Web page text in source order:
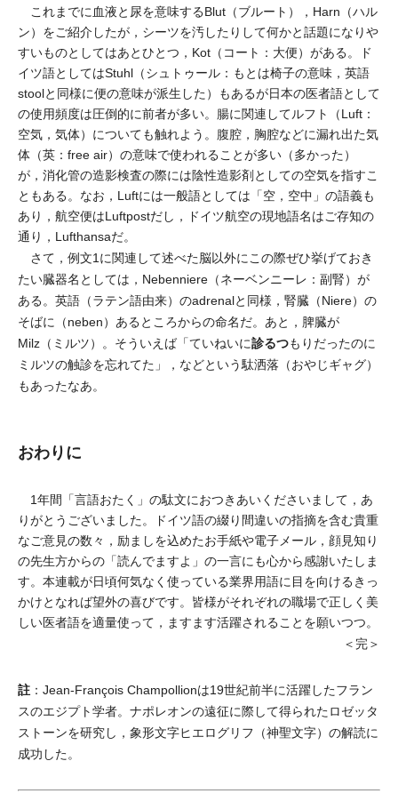
これまでに血液と尿を意味するBlut（ブルート），Harn（ハル
ン）をご紹介したが，シーツを汚したりして何かと話題になりや
すいものとしてはあとひとつ，Kot（コート：大便）がある。ド
イツ語としてはStuhl（シュトゥール：もとは椅子の意味，英語
stoolと同様に便の意味が派生した）もあるが日本の医者語として
の使用頻度は圧倒的に前者が多い。腸に関連してルフト（Luft：
空気，気体）についても触れよう。腹腔，胸腔などに漏れ出た気
体（英：free air）の意味で使われることが多い（多かった）
が，消化管の造影検査の際には陰性造影剤としての空気を指すこ
ともある。なお，Luftには一般語としては「空，空中」の語義も
あり，航空便はLuftpostだし，ドイツ航空の現地語名はご存知の
通り，Lufthansaだ。
さて，例文1に関連して述べた脳以外にこの際ぜひ挙げておき
たい臓器名としては，Nebenniere（ネーベンニーレ：副腎）が
ある。英語（ラテン語由来）のadrenalと同様，腎臓（Niere）の
そばに（neben）あるところからの命名だ。あと，脾臓が
Milz（ミルツ）。そういえば「ていねいに診るつもりだったのに
ミルツの触診を忘れてた」，などという駄洒落（おやじギャグ）
もあったなあ。
おわりに
1年間「言語おたく」の駄文におつきあいくださいまして，あ
りがとうございました。ドイツ語の綴り間違いの指摘を含む貴重
なご意見の数々，励ましを込めたお手紙や電子メール，顔見知り
の先生方からの「読んでますよ」の一言にも心から感謝いたしま
す。本連載が日頃何気なく使っている業界用語に目を向けるきっ
かけとなれば望外の喜びです。皆様がそれぞれの職場で正しく美
しい医者語を適量使って，ますます活躍されることを願いつつ。
＜完＞
註 ：Jean-François Champollionは19世紀前半に活躍したフラン
スのエジプト学者。ナポレオンの遠征に際して得られたロゼッタ
ストーンを研究し，象形文字ヒエログリフ（神聖文字）の解読に
成功した。